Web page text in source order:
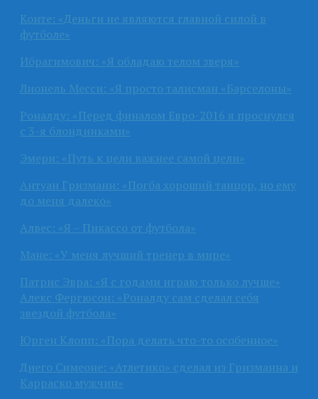
Конте: «Деньги не являются главной силой в
футболе»
Ибрагимович: «Я обладаю телом зверя»
Лионель Месси: «Я просто талисман «Барселоны»
Роналду: «Перед финалом Евро-2016 я проснулся
с 3-я блондинками»
Эмери: «Путь к цели важнее самой цели»
Антуан Гризманн: «Погба хороший танцор, но ему
до меня далеко»
Алвес: «Я – Пикассо от футбола»
Мане: «У меня лучший тренер в мире»
Патрис Эвра: «Я с годами играю только лучше»
Алекс Фергюсон: «Роналду сам сделал себя
звездой футбола»
Юрген Клопп: «Пора делать что-то особенное»
Диего Симеоне: «Атлетико» сделал из Гризманна и
Карраско мужчин»